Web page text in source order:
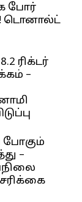
போர்
டொனால்ட்
ரிக்டர்
–
போகும்
–